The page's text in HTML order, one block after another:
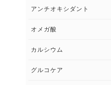
アレルギー トップ
アンチオキシダント
オメガ酸
カルシウム
グルコケア